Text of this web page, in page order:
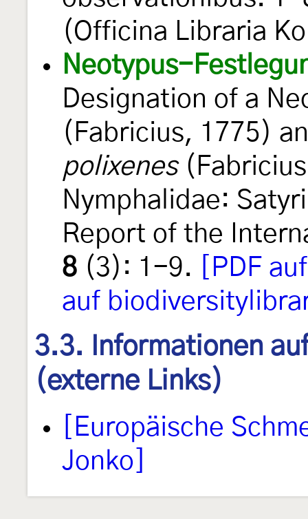
(Officina Libraria
Neotypus-
Designation of a
(Fabricius, 1775)
polixenes
Nymphalidae:
Report of the
8 (3): 1-9.
[PDF
auf
3.3. Informationen
(externe Links)
[Europäische
Jonko]